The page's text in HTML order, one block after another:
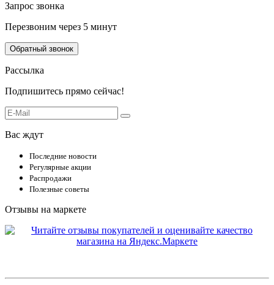
Запрос звонка
Перезвоним через 5 минут
Обратный звонок
Рассылка
Подпишитесь прямо сейчас!
Вас ждут
Последние новости
Регулярные акции
Распродажи
Полезные советы
Отзывы на маркете